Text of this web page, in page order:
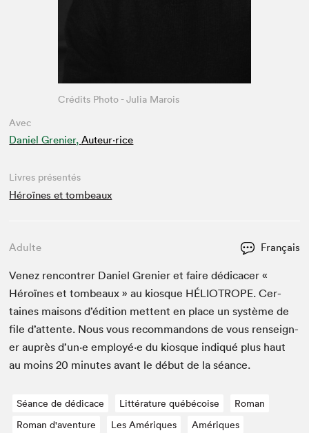
Avec
Daniel Grenier, Auteur·rice
Crédits Photo - Julia Marois
Livres présentés
Héroïnes et tombeaux
Adulte Français
Venez ren­con­tr­er Daniel Gre­nier et faire dédi­cac­er «
Héroïnes et tombeaux » au kiosque HÉLIOTROPE. Cer­
taines maisons d’édi­tion met­tent en place un sys­tème de
file d’at­tente. Nous vous recom­man­dons de vous ren­seign­
er auprès d’un·e employé·e du kiosque indiqué plus haut
au moins20 min­utes avant le début de la séance.
Séance de dédicace Littérature québécoise
Roman
Roman d'aventure
Les Amériques Amériques